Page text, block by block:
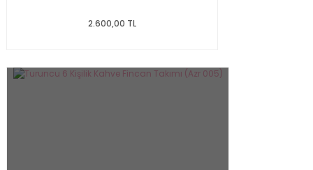
2.600,00 TL